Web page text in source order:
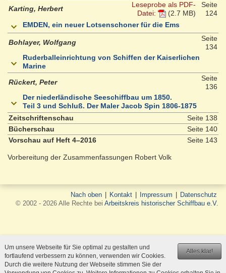
Karting, Herbert
Leseprobe als PDF-
Datei:
(2.7 MB)
Seite
124
EMDEN, ein neuer Lotsenschoner für die Ems
Bohlayer, Wolfgang
Seite
134
Ruderballeinrichtung von Schiffen der Kaiserlichen
Marine
Rückert, Peter
Seite
136
Der niederländische Seeschiffbau um 1850.
Teil 3 und Schluß. Der Maler Jacob Spin 1806-1875
Zeitschriftenschau
Seite 138
Bücherschau
Seite 140
Vorschau auf Heft 4–2016
Seite 143
Vorbereitung der Zusammenfassungen Robert Volk
Nach oben Kontakt Impressum
Datenschutz
© 2002 - 2026 Alle Rechte bei Arbeitskreis historischer Schiffbau e.V.
Alles klar!
Um unsere Webseite für Sie optimal zu gestalten und
fortlaufend verbessern zu können, verwenden wir Cookies.
Durch die weitere Nutzung der Webseite stimmen Sie der